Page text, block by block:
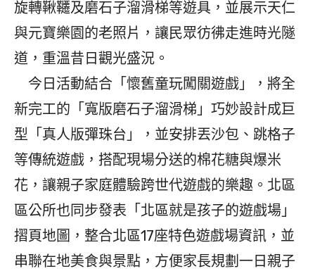
旋轉鞦韆及磨石子溜滑梯等遊具，並展示天仁
與元寶樂園的老照片，讓民眾彷彿走進時光隧
道，重溫昔日觀光盛況。
今日活動結合「懷舊童玩闖關遊戲」，將全
新完工的「寬版磨石子溜滑梯」巧妙設計成巨
型「真人版彈珠台」，並安排丟沙包、跳格子
等傳統遊戲，搭配現場分送的棉花糖與爆米
花，讓親子家庭體驗跨世代遊戲的樂趣。北區
區公所也同步發表「北區就是孩子的遊戲場」
摺頁地圖，整合北區17座特色遊戲場資訊，並
串聯在地美食與景點，方便家長規劃一日親子